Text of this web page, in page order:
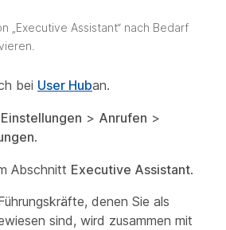
„Executive Assistant“ nach Bedarf
bei User Huban.
Einstellungen > Anrufen >
.
Abschnitt Executive Assistant.
denen Sie als
sind, wird zusammen mit